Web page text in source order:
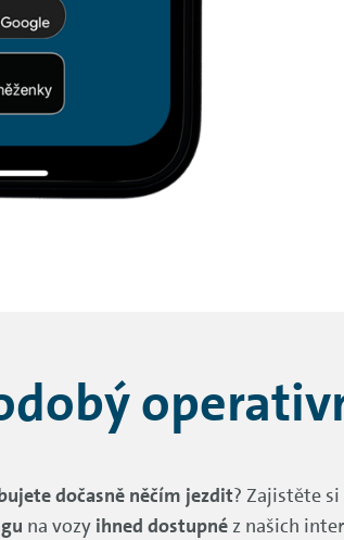
dočasně něčím jezdit? Zajistěte
na vozy ihned dostupnéz našich